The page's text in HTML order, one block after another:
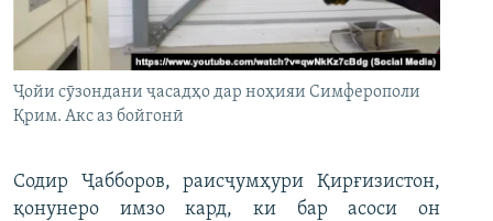
Ҷойи сӯзондани ҷасадҳо дар ноҳияи Симферополи
Қрим. Акс аз бойгонӣ
Содир Ҷабборов, раисҷумҳури Қирғизистон,
қонунеро имзо кард, ки бар асоси он